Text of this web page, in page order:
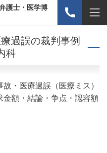
護士・医学博
過誤の裁判事例
科
・医療過誤（医療ミス）
額・結論・争点・認容額